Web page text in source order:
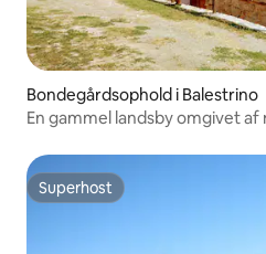
Bondegårdsophold i Balestrino
En gammel landsby omgivet af
Superhost
Superhost